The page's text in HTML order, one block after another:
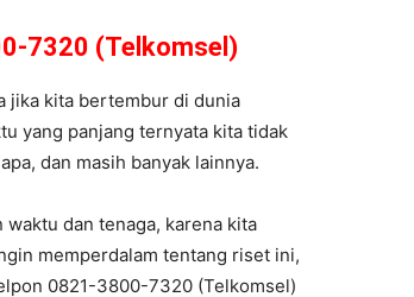
7320 (Telkomsel)
jika kita bertembur di dunia
yang panjang ternyata kita tidak
dan masih banyak lainnya.
dan tenaga, karena kita
memperdalam tentang riset ini,
0821-3800-7320 (Telkomsel)